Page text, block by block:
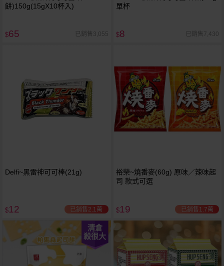
餅)150g(15gX10杯入)
$65 已銷售3,055
單杯
$8 已銷售7,430
Delfi~黑雷神可可棒(21g)
$12 已銷售2.1萬
裕榮~燒番麥(60g) 原味／辣味起
司 款式可選
$19 已銷售1.7萬
清倉
殺很大